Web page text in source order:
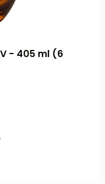
- 405 ml (6